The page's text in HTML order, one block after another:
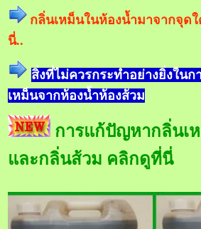
กลิ่นเหม็นในห้องน้ำมาจากจุด
นี่..
สิ่งที่ไม่ควรกระทำอย่างยิ่งใน
เหม็นจากห้องน้ำห้องส้วม
การแก้ปัญหากลิ่นเ
และกลิ่นส้วม คลิกดูที่นี่